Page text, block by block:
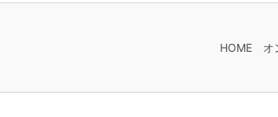
HOME オ